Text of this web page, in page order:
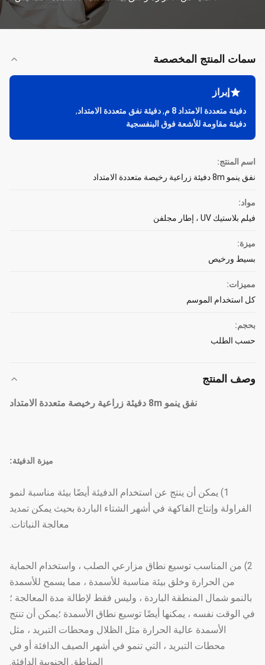
سمات المنتج المخصصة
إبراز
دفيئة متعددة الامتداد 8 م ,دفيئة نفق متعددة الامتداد,
دفيئة مقاومة للأشعة فوق البنفسجية
اسم المنتج:
نفق ينمو 8m دفيئة زراعية رخيصة متعددة الامتداد
مواد:
فيلم بلاستيك UV ، إطار مجلفن
ميزة:
بسيط ورخيص
مميزات:
كل استخدام الموسم
بحجم:
حسب الطلب
وصف المنتج
نفق ينمو 8m دفيئة زراعية رخيصة متعددة الامتداد
ميزة الدفيئة:
1) يمكن أن ينتج عن استخدام الدفيئة أيضًا بيئة مناسبة لنمو
الفراولة وإنتاج الفاكهة في أشهر الشتاء الباردة بحيث يمكن تمديد
معالجة النباتات.
2) من المناسب توسيع نطاق مزارعي الصلب ، واستخدام الحماية
من الحرارة وخلق بيئة مناسبة للأسمدة ، مما يسمح للأسمدة
بالنمو شمال المنطقة الباردة ، وليس فقط لإطالة مدة المعالجة ؛
في الوقت نفسه ، يمكنها أيضًا توسيع نطاق الأسمدة ؛يمكن أن تنتج
الأسمدة عالية الحرارة مثل الظلال ومحطات التبريد ، مثل
محطات التبريد ، التي تنمو في أشهر الصيف الدافئة أو في
المناطق الجنوبية الدافئة.